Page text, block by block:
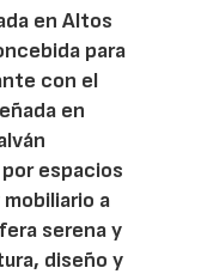
en Altos
para
con el
en
espacios
a
serena y
diseño y